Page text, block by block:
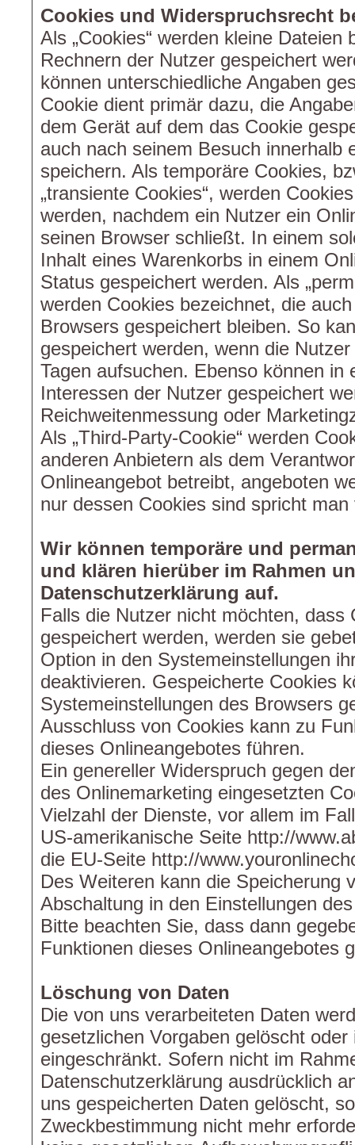
Cookies und Widerspruchsrecht
Als „Cookies“ werden kleine Dateien
Rechnern der Nutzer gespeichert
können unterschiedliche Angaben
Cookie dient primär dazu, die
dem Gerät auf dem das Cookie
auch nach seinem Besuch innerhalb
speichern. Als temporäre Cookies,
„transiente Cookies“, werden
werden, nachdem ein Nutzer ein
seinen Browser schließt. In einem
Inhalt eines Warenkorbs in einem
Status gespeichert werden. Als
werden Cookies bezeichnet, die
Browsers gespeichert bleiben. So
gespeichert werden, wenn die
Tagen aufsuchen. Ebenso können in
Interessen der Nutzer gespeichert
Reichweitenmessung oder
Als „Third-Party-Cookie“ werden
anderen Anbietern als dem
Onlineangebot betreibt, angeboten
nur dessen Cookies sind spricht man
Wir können temporäre und
und klären hierüber im Rahmen
Datenschutzerklärung auf.
Falls die Nutzer nicht möchten, dass
gespeichert werden, werden sie
Option in den Systemeinstellungen
deaktivieren. Gespeicherte Cookies
Systemeinstellungen des Browsers
Ausschluss von Cookies kann zu
dieses Onlineangebotes führen.
Ein genereller Widerspruch gegen
des Onlinemarketing eingesetzten
Vielzahl der Dienste, vor allem im
US-amerikanische Seite http://
die EU-Seite http://
Des Weiteren kann die Speicherung
Abschaltung in den Einstellungen
Bitte beachten Sie, dass dann
Funktionen dieses Onlineangebotes
Löschung von Daten
Die von uns verarbeiteten Daten
gesetzlichen Vorgaben gelöscht
eingeschränkt. Sofern nicht im
Datenschutzerklärung ausdrücklich
uns gespeicherten Daten gelöscht,
Zweckbestimmung nicht mehr